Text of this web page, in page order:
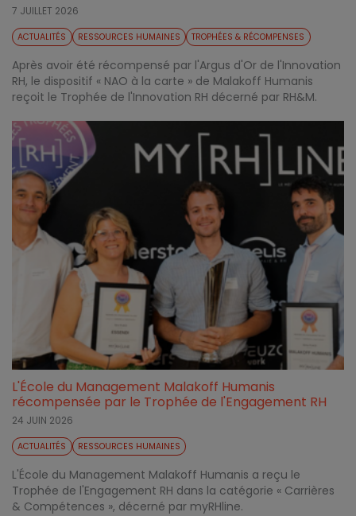
7 JUILLET 2026
ACTUALITÉS RESSOURCES HUMAINES TROPHÉES & RÉCOMPENSES
Après avoir été récompensé par l'Argus d'Or de l'Innovation
RH, le dispositif « NAO à la carte » de Malakoff Humanis
reçoit le Trophée de l'Innovation RH décerné par RH&M.
L'École du Management Malakoff Humanis
récompensée par le Trophée de l'Engagement RH
24 JUIN 2026
ACTUALITÉS RESSOURCES HUMAINES
L'École du Management Malakoff Humanis a reçu le
Trophée de l'Engagement RH dans la catégorie « Carrières
& Compétences », décerné par myRHline.